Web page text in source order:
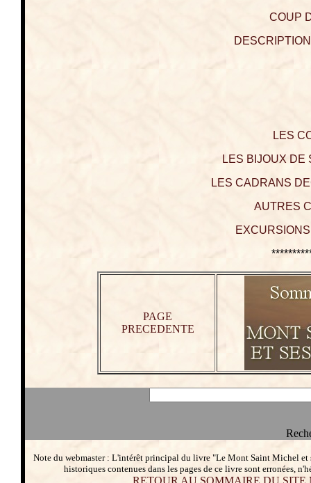
COUP
LES
LES BIJOUX DE
LES CADRANS
AUTRES
PAGE
PRECEDENTE
Note du webmaster : L'intérêt principal du livre "Le Mont Saint Michel et
historiques contenues dans les pages de ce livre sont erronées,
RETOUR AU SOMMAIRE DU